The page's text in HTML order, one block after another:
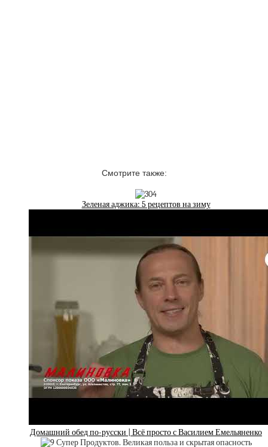
Смотрите также:
Зеленая аджика: 5 рецептов на зиму
Домашний обед по-русски | Всё просто с Василием Емельяненко